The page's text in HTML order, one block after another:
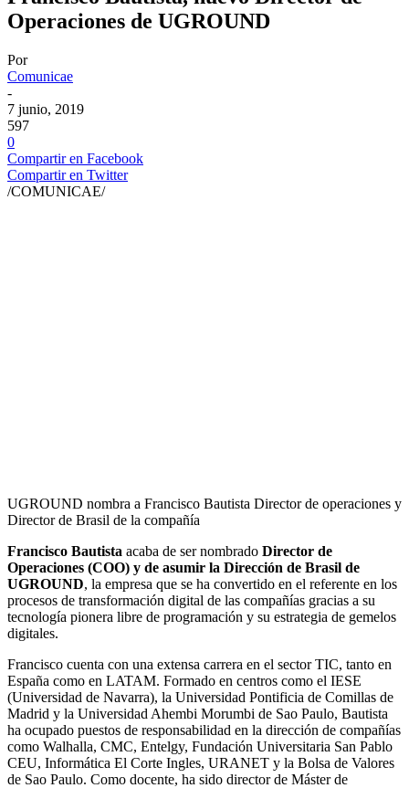
Operaciones de UGROUND
Por
Comunicae
-
7 junio, 2019
597
0
Compartir en Facebook
Compartir en Twitter
/COMUNICAE/
UGROUND nombra a Francisco Bautista Director de operaciones y
Director de Brasil de la compañía
Francisco Bautista acaba de ser nombrado Director de
Operaciones (COO) y de asumir la Dirección de Brasil de
UGROUND, la empresa que se ha convertido en el referente en los
procesos de transformación digital de las compañías gracias a su
tecnología pionera libre de programación y su estrategia de gemelos
digitales.
Francisco cuenta con una extensa carrera en el sector TIC, tanto en
España como en LATAM. Formado en centros como el IESE
(Universidad de Navarra), la Universidad Pontificia de Comillas de
Madrid y la Universidad Ahembi Morumbi de Sao Paulo, Bautista
ha ocupado puestos de responsabilidad en la dirección de compañías
como Walhalla, CMC, Entelgy, Fundación Universitaria San Pablo
CEU, Informática El Corte Ingles, URANET y la Bolsa de Valores
de Sao Paulo. Como docente, ha sido director de Máster de